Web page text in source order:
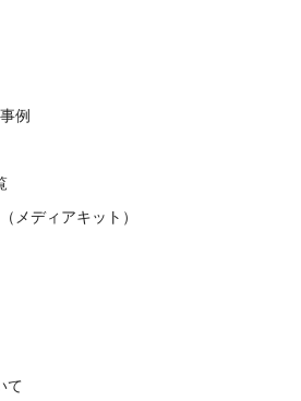
例
メディアキット）
て